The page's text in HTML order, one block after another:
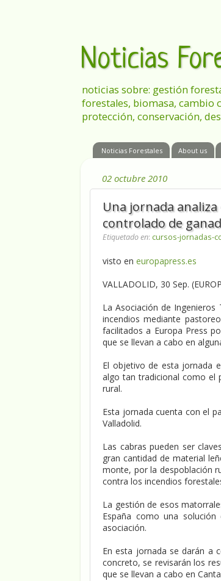
Noticias
noticias sobre: gestión
forestales, biomasa, cambio
protección, conservación,
Noticias Forestales About us
02 octubre 2010
Una jornada
controlado de
Etiquetado en: cursos-jornadas-
visto en europapress.es
VALLADOLID, 30 Sep.
La Asociación de
incendios mediante
facilitados a Europa Press
que se llevan a cabo en
El objetivo de esta jornada
algo tan tradicional como el
rural.
Esta jornada cuenta con el
Valladolid.
Las cabras pueden ser
gran cantidad de material
monte, por la despoblación
contra los incendios
La gestión de esos
España como una
asociación.
En esta jornada se darán a
concreto, se revisarán los
que se llevan a cabo en